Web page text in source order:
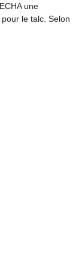
une
le talc. Selon